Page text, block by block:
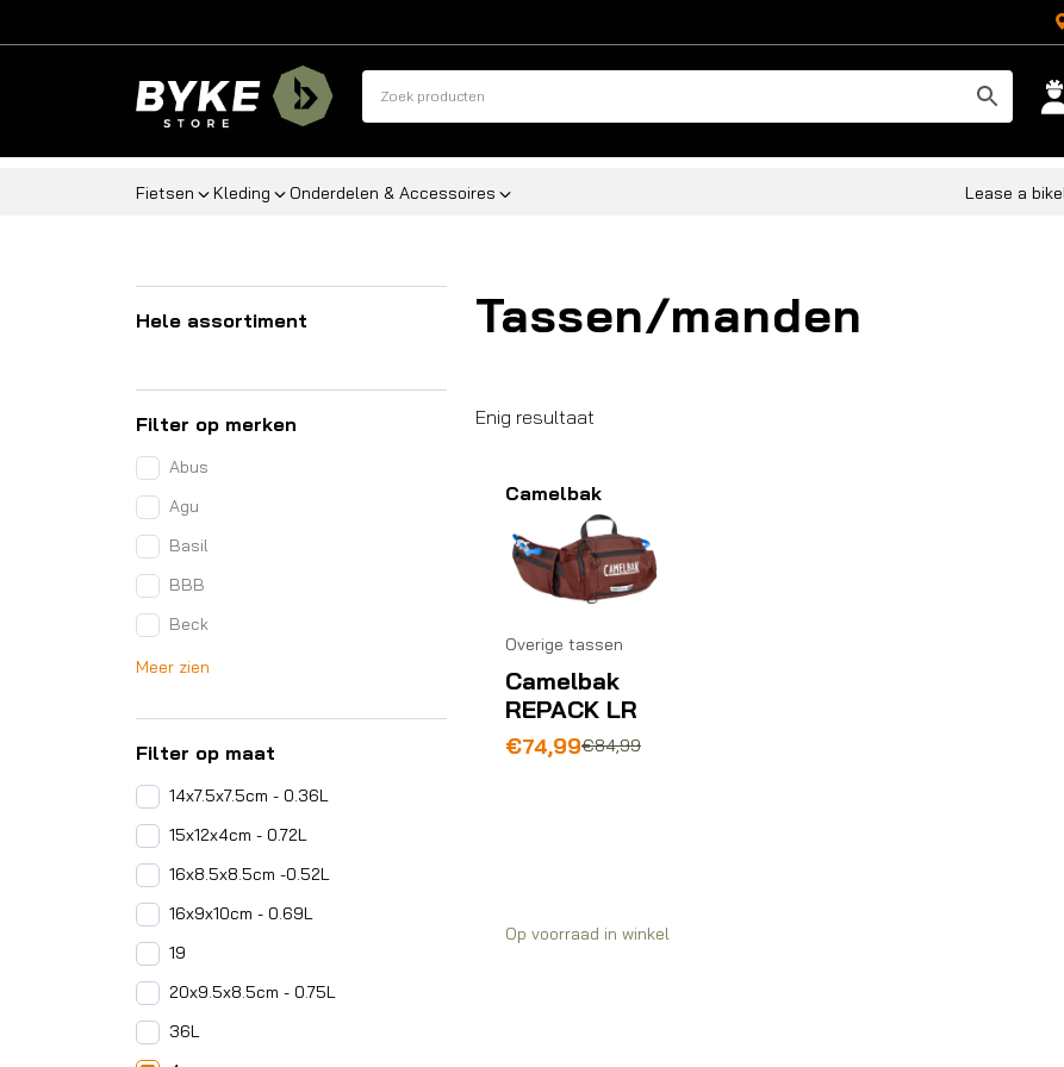
Fietsen Kleding Onderdelen & Accessoires Lease a bike
Hele assortiment
Filter op merken
Abus
Agu
Basil
BBB
Beck
Meer zien
Filter op maat
14x7.5x7.5cm - 0.36L
15x12x4cm - 0.72L
16x8.5x8.5cm -0.52L
16x9x10cm - 0.69L
19
20x9.5x8.5cm - 0.75L
36L
Tassen/manden
Enig resultaat
Camelbak
Overige tassen
Camelbak
REPACK LR
€84,99
Oorspronkelijke
€74,99
Huidige
Op voorraad in winkel